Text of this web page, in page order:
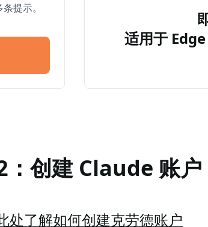
提示。
适用于
：创建 Claude 账户
处了解如何创建克劳德账户